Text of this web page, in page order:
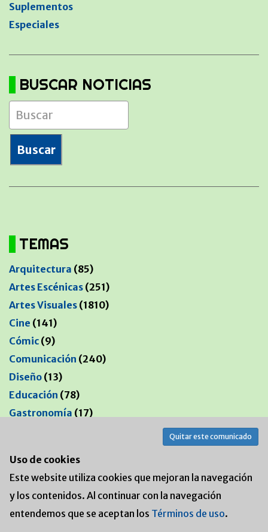
Suplementos
Especiales
BUSCAR NOTICIAS
TEMAS
Arquitectura (85)
Artes Escénicas (251)
Artes Visuales (1810)
Cine (141)
Cómic (9)
Comunicación (240)
Diseño (13)
Educación (78)
Gastronomía (17)
Literatura(105)
Moda(13)
Música(213)
Negocios(247)
Quitar este comunicado
Uso de cookies
Este website utiliza cookies que mejoran la navegación
y los contenidos. Al continuar con la navegación
entendemos que se aceptan los Términos de uso.